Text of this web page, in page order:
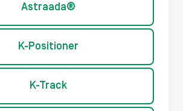
Astraada®
K-Positioner
K-Track